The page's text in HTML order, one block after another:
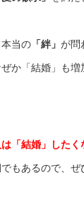
当の 「絆」 が問
か「結婚」も増
は「結婚」したく
もあるので、